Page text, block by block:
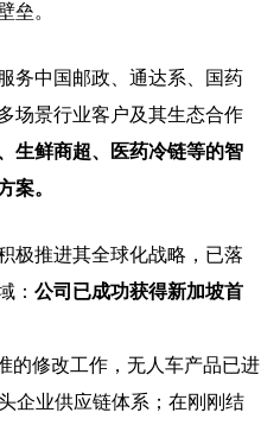
垒。
务中国邮政、通达系、国药
场景行业客户及其生态合作
生鲜商超、医药冷链等的智
案。
极推进其全球化战略，已落
： 公司已成功获得新加坡首
的修改工作，无人车产品已进
企业供应链体系；在刚刚结